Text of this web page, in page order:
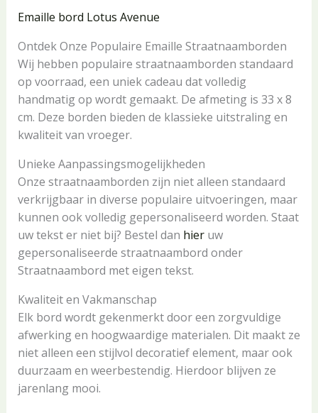
Emaille bord Lotus Avenue
Ontdek Onze Populaire Emaille Straatnaamborden
Wij hebben populaire straatnaamborden standaard
op voorraad, een uniek cadeau dat volledig
handmatig op wordt gemaakt. De afmeting is 33 x 8
cm. Deze borden bieden de klassieke uitstraling en
kwaliteit van vroeger.
Unieke Aanpassingsmogelijkheden
Onze straatnaamborden zijn niet alleen standaard
verkrijgbaar in diverse populaire uitvoeringen, maar
kunnen ook volledig gepersonaliseerd worden. Staat
uw tekst er niet bij? Bestel dan hieruw
gepersonaliseerde straatnaambord onder
Straatnaambord met eigen tekst.
Kwaliteit en Vakmanschap
Elk bord wordt gekenmerkt door een zorgvuldige
afwerking en hoogwaardige materialen. Dit maakt ze
niet alleen een stijlvol decoratief element, maar ook
duurzaam en weerbestendig. Hierdoor blijven ze
jarenlang mooi.